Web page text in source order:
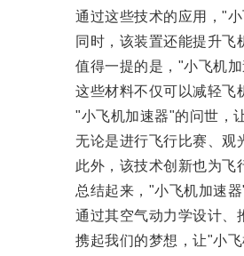
通过这些技术的应用，"小
同时，该装置还能提升飞机
值得一提的是，"小飞机加
这些材料不仅可以减轻飞机
"小飞机加速器"的问世，让
无论是进行飞行比赛、观光
此外，该技术创新也为飞行
总结起来，"小飞机加速器"
通过其空气动力学设计、推
携起我们的梦想，让"小飞